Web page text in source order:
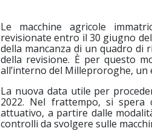
Le macchine agricole
revisionate entro il 30 giugno
della mancanza di un quadro di
della revisione. È per questo
all’interno del Milleproroghe, un
La nuova data utile per
2022. Nel frattempo, si spera
attuativo, a partire dalle
controlli da svolgere sulle